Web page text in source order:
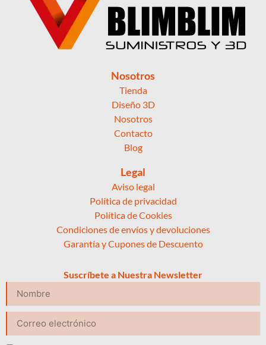
Nosotros
Tienda
Diseño 3D
Nosotros
Contacto
Blog
Legal
Aviso legal
Política de privacidad
Política de Cookies
Condiciones de envíos y devoluciones
Garantía y Cupones de Descuento
Suscríbete a Nuestra Newsletter